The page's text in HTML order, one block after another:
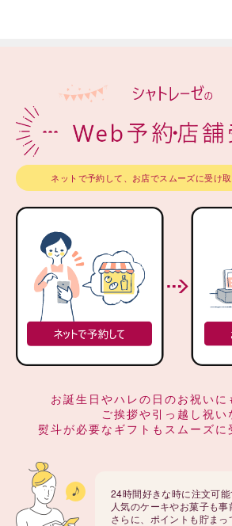
ネットで予約して、お店でスムーズに受け
お誕生日やハレの日のお祝いに
ご挨拶や引っ越し祝い
熨斗が必要なギフトもスムーズに
24時間好きな時に注文可能
人気のケーキやお菓子も事
さらに、ポイントも貯まっ